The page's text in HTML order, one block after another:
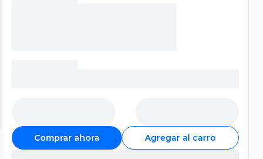
Comprar ahora Agregar al carro